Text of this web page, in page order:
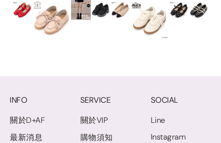
INFO
關於D+AF
最新消息
SERVICE
關於VIP
購物須知
SOCIAL
Line
Instagram